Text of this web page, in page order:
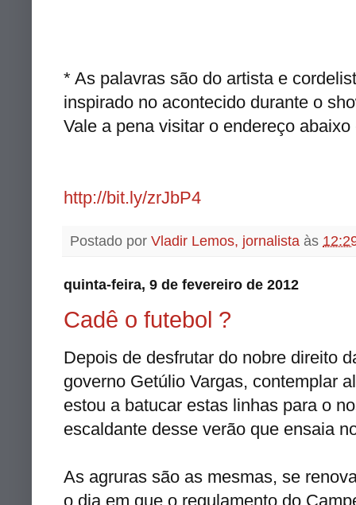
* As palavras são do artista e
inspirado no acontecido durante o
Vale a pena visitar o endereço
http://bit.ly/zrJbP4
Postado por Vladir Lemos, jornalista às
quinta-feira, 9 de fevereiro de 2012
Cadê o futebol ?
Depois de desfrutar do nobre direito
governo Getúlio Vargas, contemplar
estou a batucar estas linhas para o
escaldante desse verão que ensaia
As agruras são as mesmas, se
o dia em que o regulamento do